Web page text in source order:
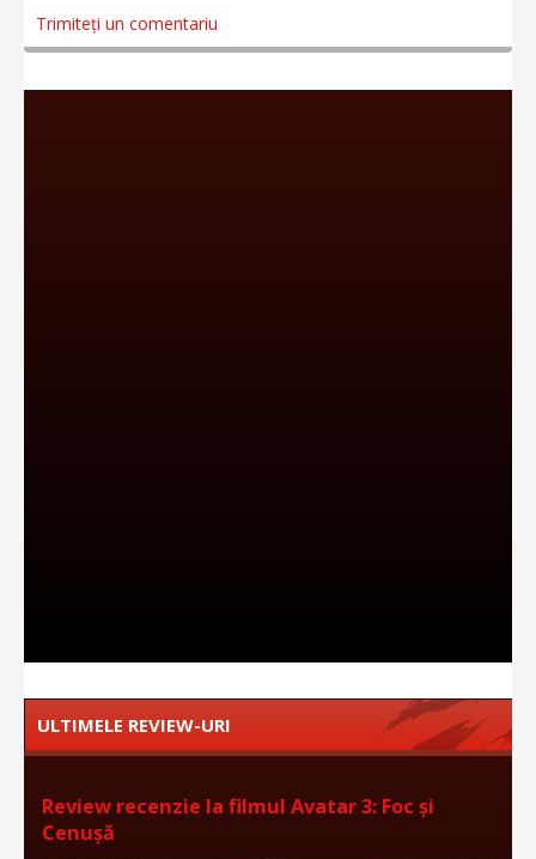
Trimiteți un comentariu
ULTIMELE REVIEW-URI
Review recenzie la filmul Avatar 3: Foc și
Cenușă